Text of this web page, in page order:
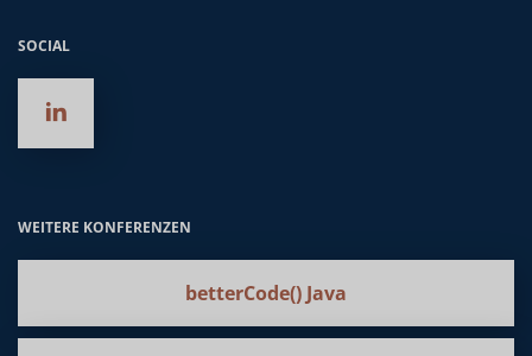
SOCIAL
WEITERE KONFERENZEN
betterCode() Java